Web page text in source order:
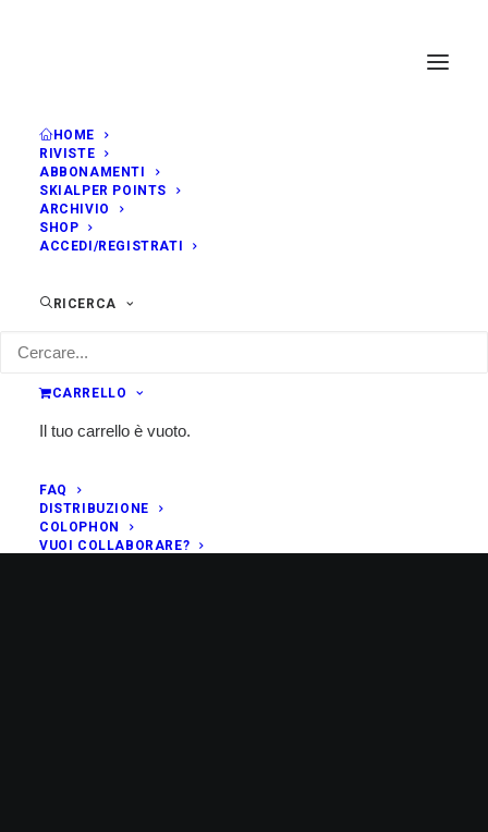
HOME
RIVISTE
ABBONAMENTI
SKIALPER POINTS
ARCHIVIO
SHOP
ACCEDI/REGISTRATI
RICERCA
CARRELLO
Il tuo carrello è vuoto.
FAQ
DISTRIBUZIONE
COLOPHON
VUOI COLLABORARE?